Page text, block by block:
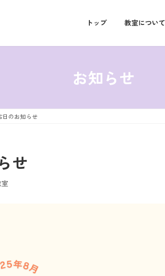
トップ 教室について
お知らせ
日のお知らせ
せ